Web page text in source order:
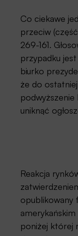
Co ciekawe
przeciw
269-161.
przypadku
biurko
że do
uniknąć
Reakcja
opublikowany
poniżej której